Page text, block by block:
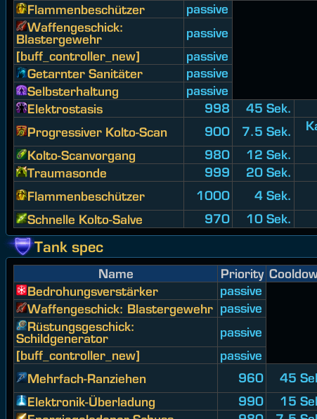
Flammenbeschützer
passive
Waffengeschick:
Blastergewehr
passive
[buff_controller_new]
passive
Getarnter Sanitäter
passive
Selbsterhaltung
passive
Elektrostasis
998 45 Sek.
Progressiver Kolto-Scan
900 7.5 Sek.
Kolto-Scanvorgang
980 12 Sek.
Traumasonde
999 20 Sek.
Flammenbeschützer
1000 4 Sek.
Schnelle Kolto-Salve
970 10 Sek.
Tank spec
Name Priority
Bedrohungsverstärker
passive
Waffengeschick: Blastergewehr passive
Rüstungsgeschick:
Schildgenerator
passive
[buff_controller_new]
passive
Mehrfach-Ranziehen
960 45
Elektronik-Überladung
990 15